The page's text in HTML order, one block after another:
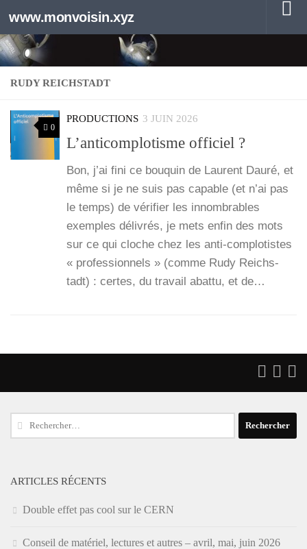
Au dessous du contenu
www.monvoisin.xyz
RUDY REICHSTADT
0
PRODUCTIONS 3 JUIN 2026
L’anticomplotisme officiel ?
Bon, j’ai fini ce bou­quin de Laurent Dau­ré, et
même si je ne suis pas capable (et n’ai pas
le temps) de véri­fier les innom­brables
exemples déli­vrés, je mets enfin des mots
sur ce qui cloche chez les anti-com­­plo­­tistes
« pro­fes­sion­nels » (comme Rudy Reichs­
tadt) : certes, du tra­vail abat­tu, et de…
Rechercher :
ARTICLES RÉCENTS
Double effet pas cool sur le CERN
Conseil de matériel, lectures et autres – avril, mai, juin 2026